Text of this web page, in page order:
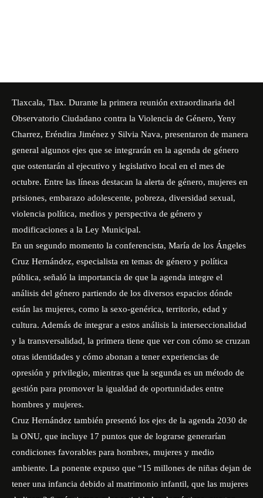
Tlaxcala, Tlax. Durante la primera reunión extraordinaria del
Observatorio Ciudadano contra la Violencia de Género, Yeny
Charrez, Eréndira Jiménez y Silvia Nava, presentaron de manera
general algunos ejes que se integrarán en la agenda de género
que ostentarán al ejecutivo y legislativo local en el mes de
octubre. Entre las líneas destacan la alerta de género, mujeres en
prisiones, embarazo adolescente, pobreza, diversidad sexual,
violencia política, medios y perspectiva de género y
modificaciones a la Ley Municipal.
En un segundo momento la conferencista, María de los Ángeles
Cruz Hernández, especialista en temas de género y política
pública, señaló la importancia de que la agenda integre el
análisis del género partiendo de los diversos espacios dónde
están las mujeres, como la sexo-genérica, territorio, edad y
cultura. Además de integrar a estos análisis la interseccionalidad
y la transversalidad, la primera tiene que ver con cómo se cruzan
otras identidades y cómo abonan a tener experiencias de
opresión y privilegio, mientras que la segunda es un método de
gestión para promover la igualdad de oportunidades entre
hombres y mujeres.
Cruz Hernández también presentó los ejes de la agenda 2030 de
la ONU, que incluye 17 puntos que de lograrse generarían
condiciones favorables para hombres, mujeres y medio
ambiente. La ponente expuso que “15 millones de niñas dejan de
tener una infancia debido al matrimonio infantil, que las mujeres